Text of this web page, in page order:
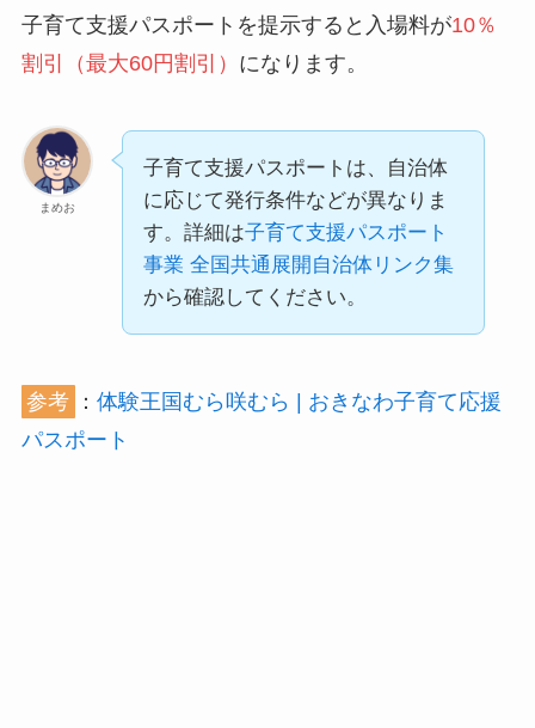
子育て支援パスポートを提示すると入場料が10％
割引（最大60円割引） になります。
まめお
子育て支援パスポートは、自治体
に応じて発行条件などが異なりま
す。詳細は子育て支援パスポート
事業 全国共通展開自治体リンク集
から確認してください。
参考 ： 体験王国むら咲むら | おきなわ子育て応援
パスポート